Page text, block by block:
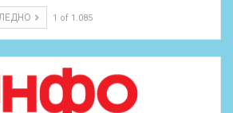
1 of 1.085